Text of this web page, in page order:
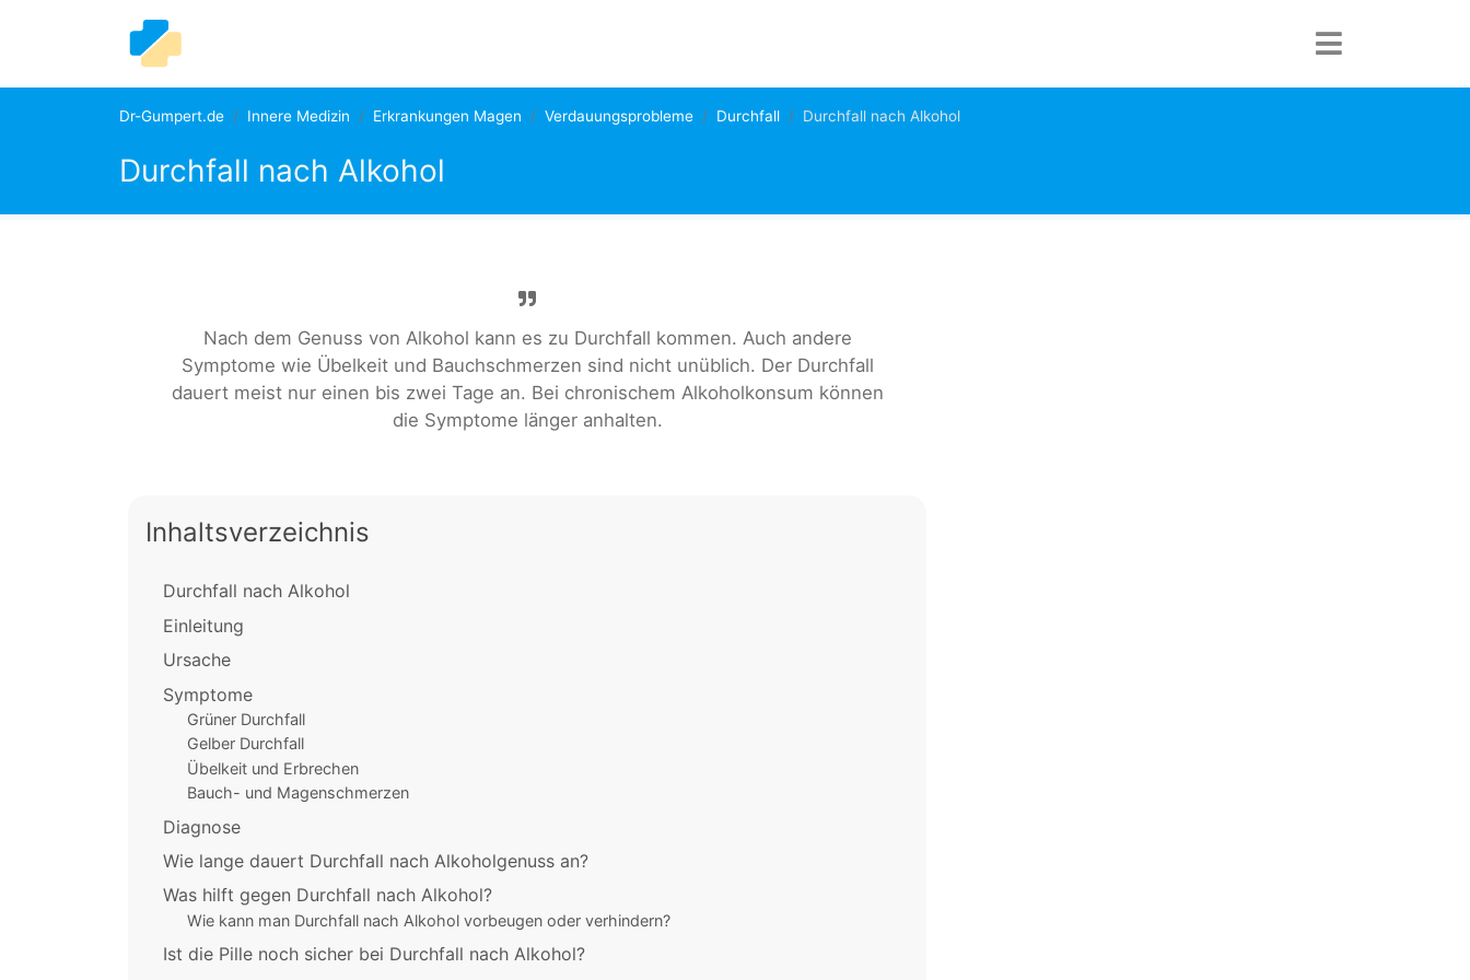
Dr-Gumpert.de Innere Medizin Erkrankungen Magen Verdauungsprobleme Durchfall Durchfall nach Alkohol
Durchfall nach Alkohol
Nach dem Genuss von Alkohol kann es zu Durchfall kommen. Auch andere
Symptome wie Übelkeit und Bauchschmerzen sind nicht unüblich. Der Durchfall
dauert meist nur einen bis zwei Tage an. Bei chronischem Alkoholkonsum können
die Symptome länger anhalten.
Inhaltsverzeichnis
Durchfall nach Alkohol
Einleitung
Ursache
Symptome
Grüner Durchfall
Gelber Durchfall
Übelkeit und Erbrechen
Bauch- und Magenschmerzen
Diagnose
Wie lange dauert Durchfall nach Alkoholgenuss an?
Was hilft gegen Durchfall nach Alkohol?
Wie kann man Durchfall nach Alkohol vorbeugen oder verhindern?
Ist die Pille noch sicher bei Durchfall nach Alkohol?